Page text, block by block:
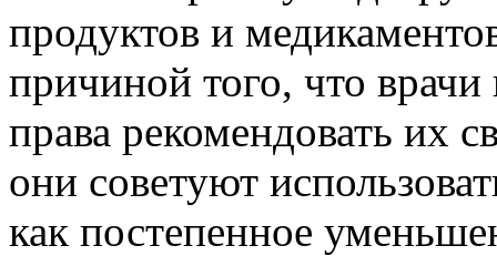
продуктов и
причиной того, что
права рекомендовать их
они советуют
как постепенное